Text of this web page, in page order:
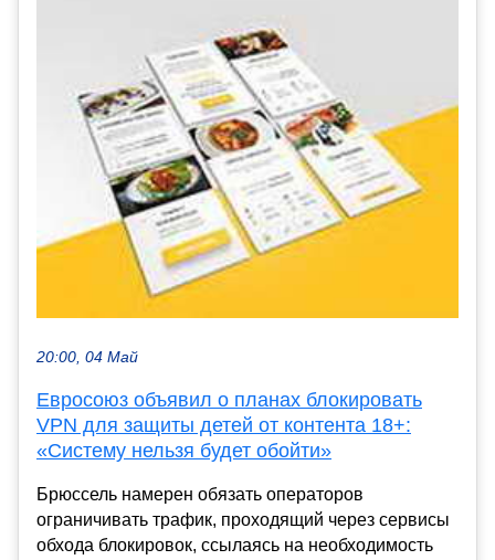
20:00, 04 Май
Евросоюз объявил о планах блокировать
VPN для защиты детей от контента 18+:
«Систему нельзя будет обойти»
Брюссель намерен обязать операторов
ограничивать трафик, проходящий через сервисы
обхода блокировок, ссылаясь на необходимость